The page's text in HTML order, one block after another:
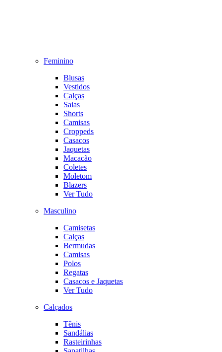
Feminino
Blusas
Vestidos
Calças
Saias
Shorts
Camisas
Croppeds
Casacos
Jaquetas
Macacão
Coletes
Moletom
Blazers
Ver Tudo
Masculino
Camisetas
Calças
Bermudas
Camisas
Polos
Regatas
Casacos e Jaquetas
Ver Tudo
Calçados
Tênis
Sandálias
Rasteirinhas